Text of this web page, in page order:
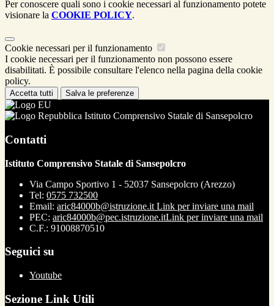
Per conoscere quali sono i cookie necessari al funzionamento potete
visionare la COOKIE POLICY.
Cookie necessari per il funzionamento
I cookie necessari per il funzionamento non possono essere
disabilitati. È possibile consultare l'elenco nella pagina della cookie
policy.
Accetta tutti Salva le preferenze
Istituto Comprensivo Statale di Sansepolcro
Contatti
Istituto Comprensivo Statale di Sansepolcro
Via Campo Sportivo 1 - 52037 Sansepolcro (Arezzo)
Tel: 0575 732500
Email: aric84000b@istruzione.it Link per inviare una mail
PEC: aric84000b@pec.istruzione.itLink per inviare una mail
C.F.: 91008870510
Seguici su
Youtube
Sezione Link Utili